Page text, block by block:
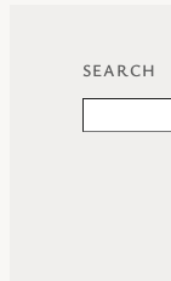
SEARCH